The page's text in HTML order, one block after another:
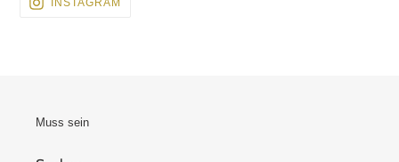
INSTAGRAM
Muss sein